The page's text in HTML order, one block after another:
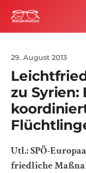
29. August 2013
zu Syrien:
Utl.: SPÖ-
friedliche